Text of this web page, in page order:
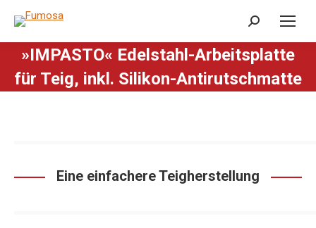
Search:
»IMPASTO« Edelstahl-Arbeitsplatte
für Teig, inkl. Silikon-Antirutschmatte
Eine einfachere Teigherstellung